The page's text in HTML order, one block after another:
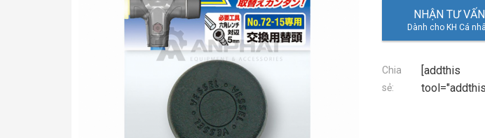
NHẬN TƯ VẤN
Chia
sẻ:
[addthis